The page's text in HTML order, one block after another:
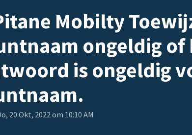
Mobilty
ongeldig
is ongeldig
20 Okt, 2022 om 10:10 AM